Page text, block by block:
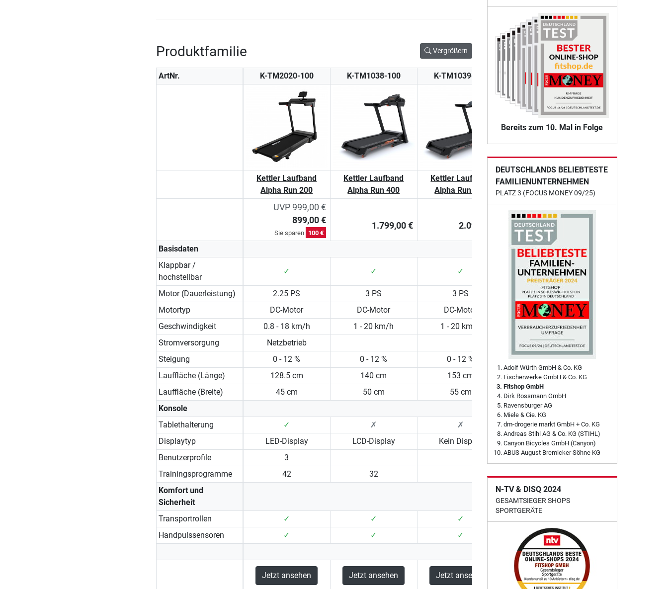
Produktfamilie Vergrößern
ArtNr. K-TM2020-100 K-TM1038-100 K-TM1039-100 K-TM1040-100
Kettler Laufband
Alpha Run 200
Kettler Laufband
Alpha Run 400
Kettler Laufband
Alpha Run 600
Kettler Laufband
Alpha Run 800
UVP 999,00 €
899,00 €
Sie sparen 100 €
1.799,00 € 2.099,00 € 2.699,00 €
Basisdaten
Klappbar /
hochstellbar
✓ ✓ ✓ ✓
Motor (Dauerleistung) 2.25 PS 3 PS 3 PS
4 PS
Motortyp
DC-Motor DC-Motor DC-Motor
AC-Motor
Geschwindigkeit
0.8 - 18 km/h 1 - 20 km/h 1 - 20 km/h
0.5 - 22 km/h
Stromversorgung
Netzbetrieb
Steigung
0 - 12 % 0 - 12 % 0 - 12 %
Lauffläche (Länge)
128.5 cm 140 cm 153 cm
153 cm
Lauffläche (Breite)
45 cm 50 cm 55 cm
55 cm
Konsole
Tablethalterung
✓ ✗ ✗
✗
Displaytyp
LED-Display LCD-Display Kein Display
LCD-Display
Benutzerprofile
3
Trainingsprogramme
42 32
Komfort und
Sicherheit
Transportrollen
✓ ✓ ✓
Handpulssensoren
✓ ✓ ✓ ✓
Jetzt ansehen Jetzt ansehen Jetzt ansehen Dieses Produkt
Bereits zum 10. Mal in Folge
DEUTSCHLANDS BELIEBTESTE
FAMILIENUNTERNEHMEN
PLATZ 3 (FOCUS MONEY 09/25)
Adolf Würth GmbH & Co. KG
Fischerwerke GmbH & Co. KG
Fitshop GmbH
Dirk Rossmann GmbH
Ravensburger AG
Miele & Cie. KG
dm-drogerie markt GmbH + Co. KG
Andreas Stihl AG & Co. KG (STIHL)
Canyon Bicycles GmbH (Canyon)
ABUS August Bremicker Söhne KG
N-TV & DISQ 2024
GESAMTSIEGER SHOPS
SPORTGERÄTE